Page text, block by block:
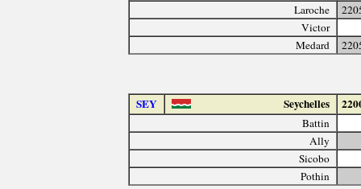
Laroche
Victor
Medard
SEY Seychelles
Battin
Ally
Sicobo
Pothin